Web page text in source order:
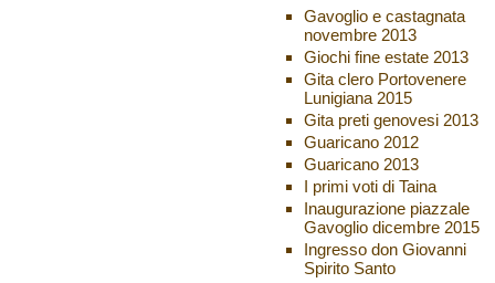
Gavoglio e castagnata
novembre 2013
Giochi fine estate 2013
Gita clero Portovenere
Lunigiana 2015
Gita preti genovesi 2013
Guaricano 2012
Guaricano 2013
I primi voti di Taina
Inaugurazione piazzale
Gavoglio dicembre 2015
Ingresso don Giovanni
Spirito Santo